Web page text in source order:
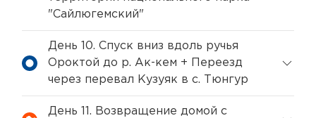
"Сайлюгемский"
День 10. Спуск вниз вдоль ручья
Ороктой до р. Ак-кем + Переезд
через перевал Кузуяк в с. Тюнгур
День 11. Возвращение домой с